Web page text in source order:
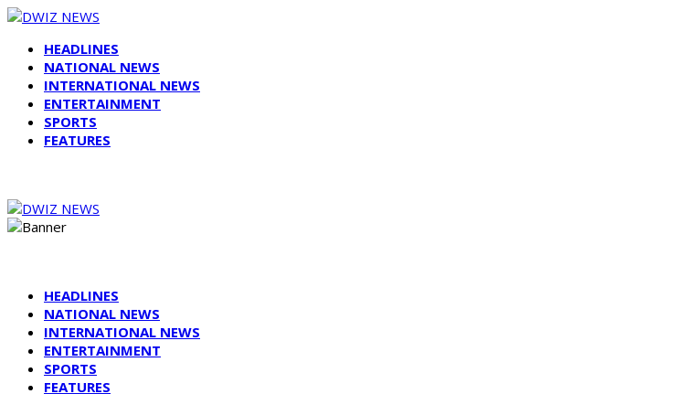
HEADLINES
NATIONAL NEWS
INTERNATIONAL NEWS
ENTERTAINMENT
SPORTS
FEATURES
HEADLINES
NATIONAL NEWS
INTERNATIONAL NEWS
ENTERTAINMENT
SPORTS
FEATURES